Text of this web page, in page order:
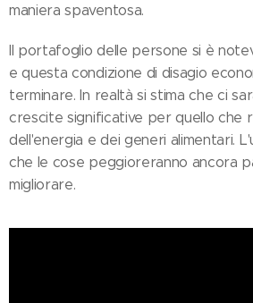
maniera spaventosa.
Il portafoglio delle persone si è
e questa condizione di disagio
terminare. In realtà si stima che ci
crescite significative per quello che
dell'energia e dei generi alimentari.
che le cose peggioreranno ancora
migliorare.